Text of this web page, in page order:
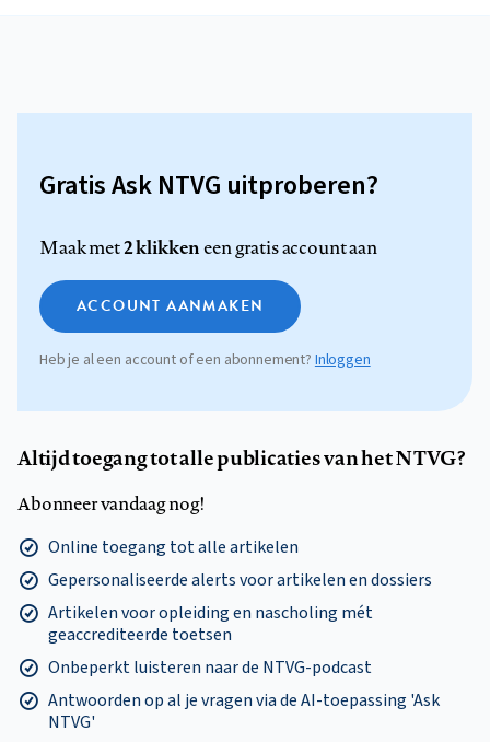
Gratis Ask NTVG uitproberen?
Maak met2 klikkeneen gratis account aan
ACCOUNT AANMAKEN
Heb je al een account of een abonnement? Inloggen
Altijd toegang tot alle publicaties van het NTVG?
Abonneer vandaag nog!
Online toegang tot alle artikelen
Gepersonaliseerde alerts voor artikelen en dossiers
Artikelen voor opleiding en nascholing mét
geaccrediteerde toetsen
Onbeperkt luisteren naar de NTVG-podcast
Antwoorden op al je vragen via de AI-toepassing 'Ask
NTVG'